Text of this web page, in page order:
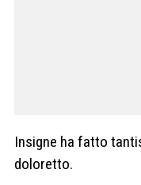
Insigne ha fatto
doloretto.